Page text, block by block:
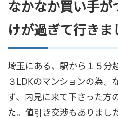
なかなか買い手が
けが過ぎて行きま
埼玉にある、駅から１５分
３LDKのマンションの為、
ず、内見に来て下さった方
た。値引き交渉もありまし